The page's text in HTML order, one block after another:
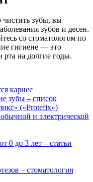
зубы, вы
зубов и десен.
со стоматологом по
гигиене — это
рта на долгие годы.
кариес
зубы – список
(«Protefix»)
и электрической
0 до 3 лет – статьи
– стоматология